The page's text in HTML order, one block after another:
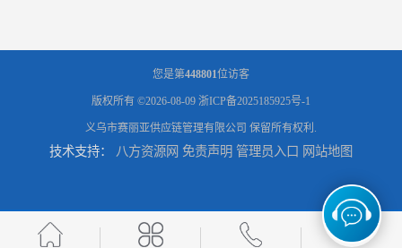
您是第448801位访客
版权所有 ©2026-08-09 浙ICP备2025185925号-1
义乌市赛丽亚供应链管理有限公司 保留所有权利.
技术支持： 八方资源网 免责声明 管理员入口 网站地图